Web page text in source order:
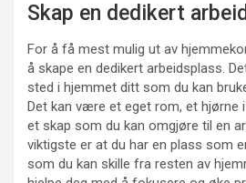
Skap en dedikert
For å få mest mulig ut av
å skape en dedikert arbeidsplass.
sted i hjemmet ditt som du kan
Det kan være et eget rom, et hjørne
et skap som du kan omgjøre til en
viktigste er at du har en plass som
som du kan skille fra resten av